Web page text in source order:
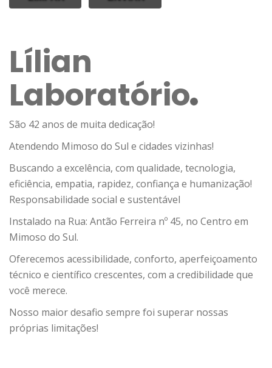
Lílian
Laboratório
São 42 anos de muita dedicação!
Atendendo Mimoso do Sul e cidades vizinhas!
Buscando a excelência, com qualidade, tecnologia,
eficiência, empatia, rapidez, confiança e humanização!
Responsabilidade social e sustentável
Instalado na Rua: Antão Ferreira nº 45, no Centro em
Mimoso do Sul.
Oferecemos acessibilidade, conforto, aperfeiçoamento
técnico e científico crescentes, com a credibilidade que
você merece.
Nosso maior desafio sempre foi superar nossas
próprias limitações!